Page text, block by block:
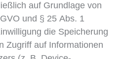
auf Grundlage von
und § 25 Abs. 1
die Speicherung
Zugriff auf Informationen